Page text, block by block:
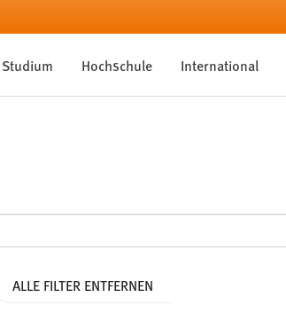
Studium Hochschule International
ALLE FILTER ENTFERNEN